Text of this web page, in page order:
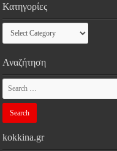
Κατηγορίες
Κατηγορίες
Αναζήτηση
kokkina.gr